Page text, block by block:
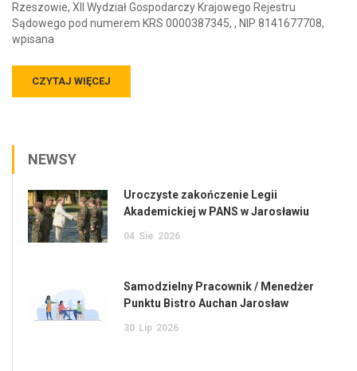
Rzeszowie, XII Wydział Gospodarczy Krajowego Rejestru
Sądowego pod numerem KRS 0000387345, , NIP 8141677708,
wpisana
CZYTAJ WIĘCEJ
NEWSY
Uroczyste zakończenie Legii
Akademickiej w PANS w Jarosławiu
04 Sie 2026
Samodzielny Pracownik / Menedżer
Punktu Bistro Auchan Jarosław
30 Lip 2026